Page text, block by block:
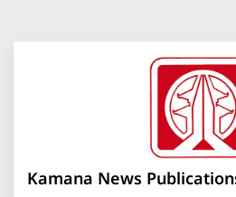
Kamana News